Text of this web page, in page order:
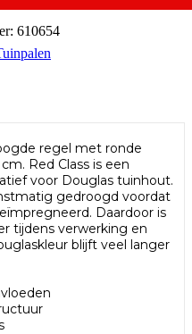
610654
regel met ronde
Red Class is een
voor Douglas tuinhout.
gedroogd voordat
Daardoor is
tijdens verwerking en
blijft veel langer